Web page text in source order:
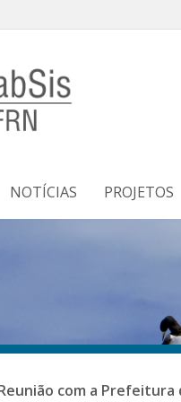
NOTÍCIAS PROJETOS
com a Prefeitura